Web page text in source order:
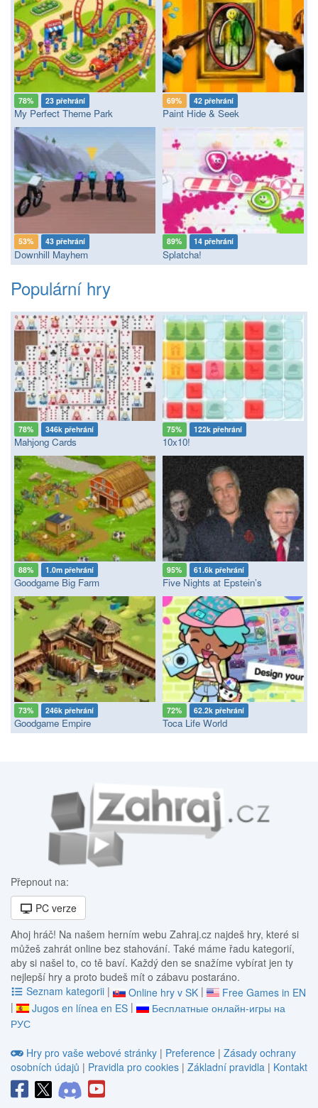
78% 23 přehrání
My Perfect Theme Park
69% 42 přehrání
Paint Hide & Seek
53% 43 přehrání
Downhill Mayhem
89% 14 přehrání
Splatcha!
Populární hry
78% 346k přehrání
Mahjong Cards
75% 122k přehrání
10x10!
88% 1.0m přehrání
Goodgame Big Farm
95% 61.6k přehrání
Five Nights at Epstein’s
73% 246k přehrání
Goodgame Empire
72% 62.2k přehrání
Toca Life World
Přepnout na:
PC verze
Ahoj hráč! Na našem herním webu Zahraj.cz najdeš hry, které si
můžeš zahrát online bez stahování. Také máme řadu kategorií,
aby si našel to, co tě baví. Každý den se snažíme vybírat jen ty
nejlepší hry a proto budeš mít o zábavu postaráno.
Seznam kategorii | Online hry v SK |
Free Games in EN
|
Jugos en línea en ES |
Бесплатные онлайн-игры на
РУС
Hry pro vaše webové stránky | Preference | Zásady ochrany
osobních údajů | Pravidla pro cookies | Základní pravidla | Kontakt